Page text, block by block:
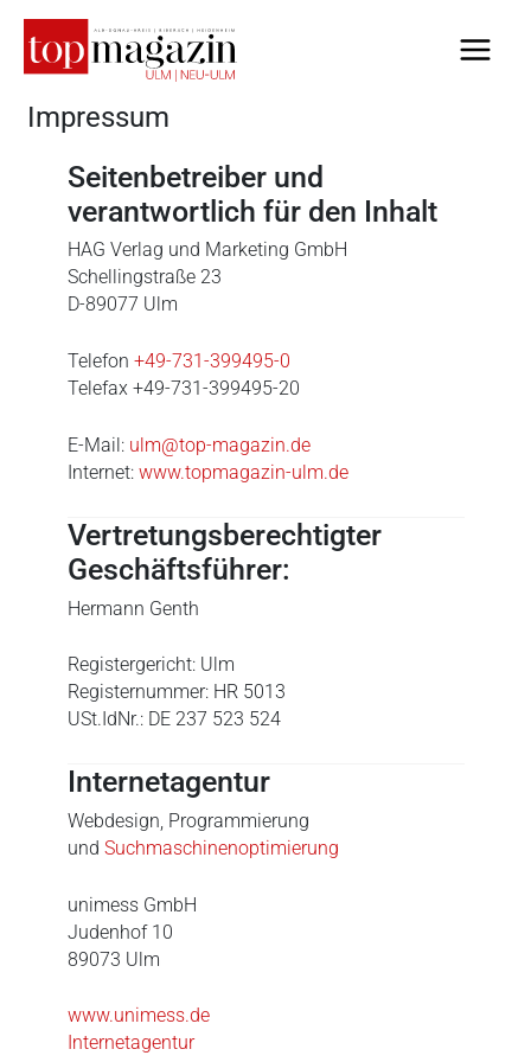
Inhalt
springen
Impressum
Seitenbetreiber und
verantwortlich für den Inhalt
HAG Verlag und Marketing GmbH
Schellingstraße 23
D-89077 Ulm
Telefon +49-731-399495-0
Telefax +49-731-399495-20
E-Mail: ulm@top-magazin.de
Internet: www.topmagazin-ulm.de
Vertretungsberechtigter
Geschäftsführer:
Hermann Genth
Registergericht: Ulm
Registernummer: HR 5013
USt.IdNr.: DE 237 523 524
Internetagentur
Webdesign, Programmierung
und Suchmaschinenoptimierung
unimess GmbH
Judenhof 10
89073 Ulm
www.unimess.de
Internetagentur